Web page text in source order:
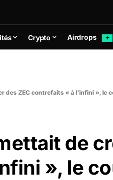
Crypto Airdrops ✦
des ZEC contrefaits « à l’infini », le
de
», le